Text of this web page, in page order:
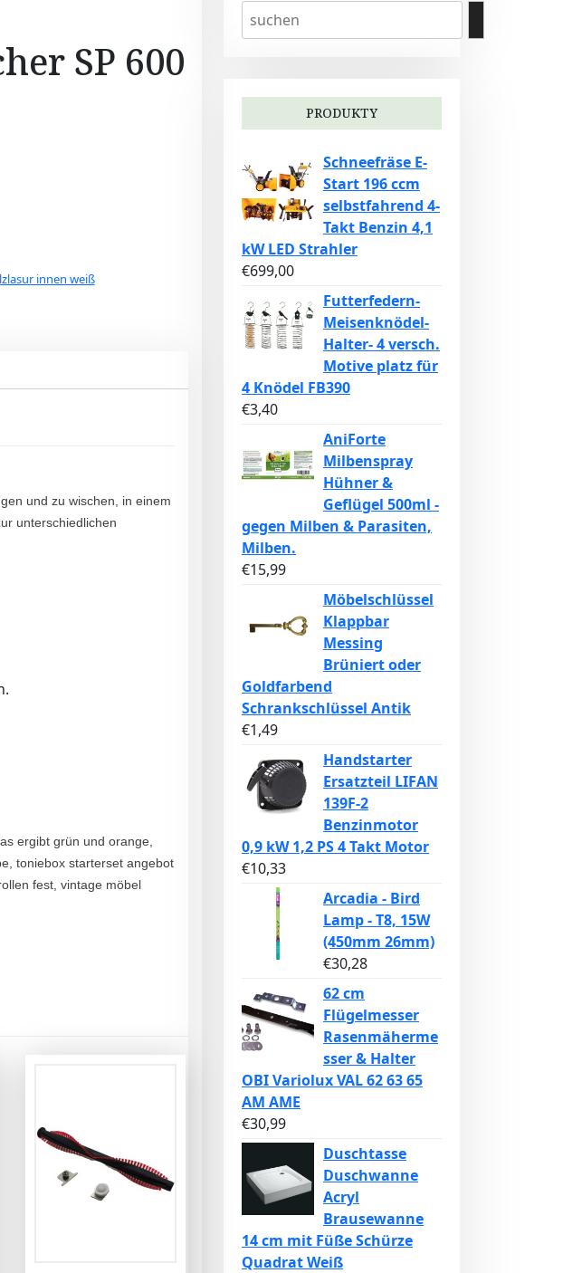
SP 600
innen weiß
und zu wischen, in einem
unterschiedlichen
ergibt grün und orange,
toniebox starterset angebot
fest, vintage möbel
PRODUKTY
Schneefräse E-
Start 196 ccm
selbstfahrend 4-
Takt Benzin 4,1
kW LED Strahler
€699,00
Futterfedern-
Meisenknödel-
Halter- 4 versch.
Motive platz für
4 Knödel FB390
€3,40
AniForte
Milbenspray
Hühner &
Geflügel 500ml -
gegen Milben & Parasiten,
Milben.
€15,99
Möbelschlüssel
Klappbar
Messing
Brüniert oder
Goldfarbend
Schrankschlüssel Antik
€1,49
Handstarter
Ersatzteil LIFAN
139F-2
Benzinmotor
0,9 kW 1,2 PS 4 Takt Motor
€10,33
Arcadia - Bird
Lamp - T8, 15W
(450mm 26mm)
€30,28
62 cm
Flügelmesser
Rasenmäherme
sser & Halter
OBI Variolux VAL 62 63 65
AM AME
€30,99
Duschtasse
Duschwanne
Acryl
Brausewanne
14 cm mit Füße Schürze
Quadrat Weiß